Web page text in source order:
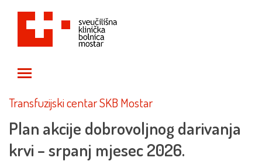
Transfuzijski centar SKB Mostar
Plan akcije dobrovoljnog darivanja
krvi – srpanj mjesec 2026.